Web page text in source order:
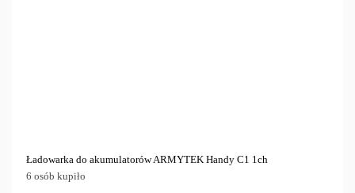
Ładowarka do akumulatorów ARMYTEK Handy C1 1ch
6 osób kupiło